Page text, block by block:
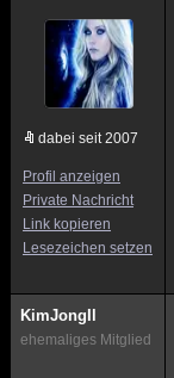
dabei seit 2007
Profil anzeigen
Private Nachricht
Link kopieren
Lesezeichen setzen
KimJongIl
ehemaliges Mitglied